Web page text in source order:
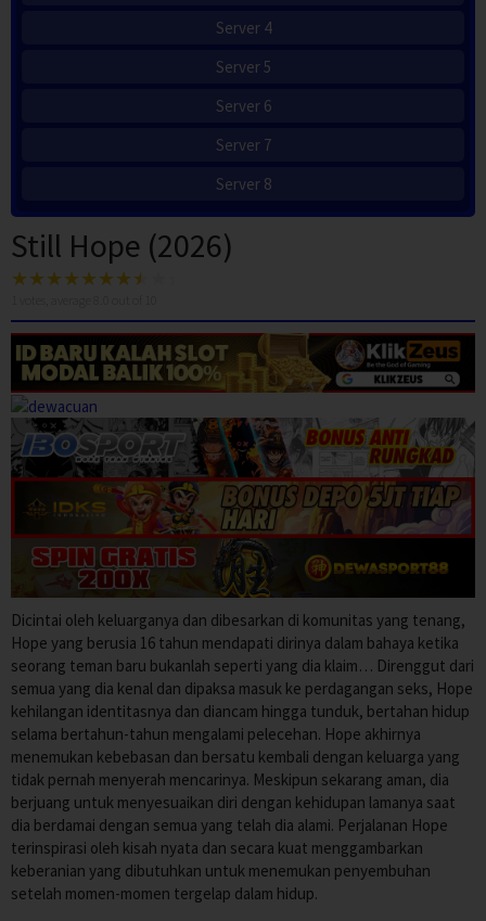
Server 4
Server 5
Server 6
Server 7
Server 8
Still Hope (2026)
Dicintai oleh keluarganya dan dibesarkan di komunitas yang tenang,
Hope yang berusia 16 tahun mendapati dirinya dalam bahaya ketika
seorang teman baru bukanlah seperti yang dia klaim… Direnggut dari
semua yang dia kenal dan dipaksa masuk ke perdagangan seks, Hope
kehilangan identitasnya dan diancam hingga tunduk, bertahan hidup
selama bertahun-tahun mengalami pelecehan. Hope akhirnya
menemukan kebebasan dan bersatu kembali dengan keluarga yang
tidak pernah menyerah mencarinya. Meskipun sekarang aman, dia
berjuang untuk menyesuaikan diri dengan kehidupan lamanya saat
dia berdamai dengan semua yang telah dia alami. Perjalanan Hope
terinspirasi oleh kisah nyata dan secara kuat menggambarkan
keberanian yang dibutuhkan untuk menemukan penyembuhan
setelah momen-momen tergelap dalam hidup.